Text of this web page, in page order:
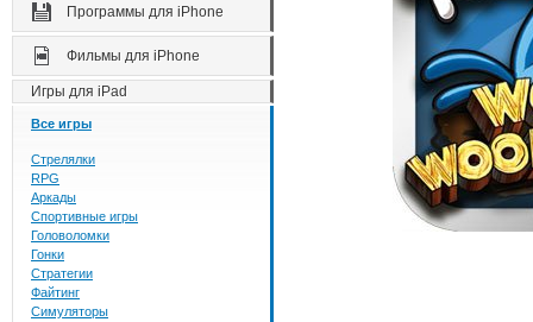
Программы для iPhone
Фильмы для iPhone
Игры для iPad
Все игры
Стрелялки
RPG
Аркады
Спортивные игры
Головоломки
Гонки
Стратегии
Файтинг
Симуляторы